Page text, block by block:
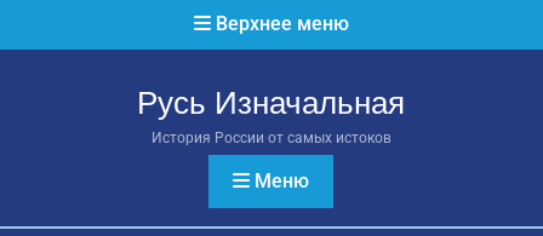
Верхнее меню
Русь Изначальная
История России от самых истоков
Меню